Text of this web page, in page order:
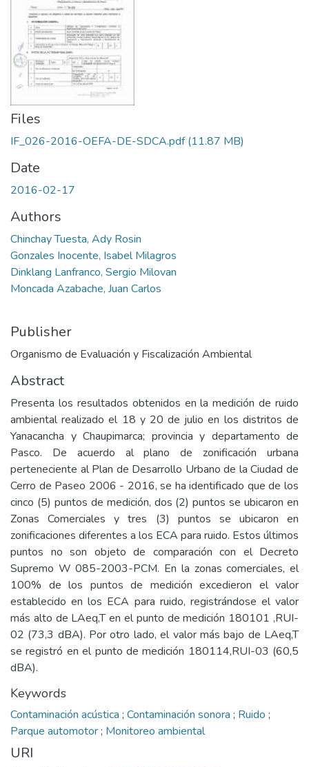
Files
IF_026-2016-OEFA-DE-SDCA.pdf(11.87 MB)
Date
2016-02-17
Authors
Chinchay Tuesta, Ady Rosin
Gonzales Inocente, Isabel Milagros
Dinklang Lanfranco, Sergio Milovan
Moncada Azabache, Juan Carlos
Publisher
Organismo de Evaluación y Fiscalización Ambiental
Abstract
Presenta los resultados obtenidos en la medición de ruido
ambiental realizado el 18 y 20 de julio en los distritos de
Yanacancha y Chaupimarca; provincia y departamento de
Pasco. De acuerdo al plano de zonificación urbana
perteneciente al Plan de Desarrollo Urbano de la Ciudad de
Cerro de Paseo 2006 - 2016, se ha identificado que de los
cinco (5) puntos de medición, dos (2) puntos se ubicaron en
Zonas Comerciales y tres (3) puntos se ubicaron en
zonificaciones diferentes a los ECA para ruido. Estos últimos
puntos no son objeto de comparación con el Decreto
Supremo W 085-2003-PCM. En la zonas comerciales, el
100% de los puntos de medición excedieron el valor
establecido en los ECA para ruido, registrándose el valor
más alto de LAeq,T en el punto de medición 180101 ,RUI-
02 (73,3 dBA). Por otro lado, el valor más bajo de LAeq,T
se registró en el punto de medición 180114,RUI-03 (60,5
dBA).
Keywords
Contaminación acústica ; Contaminación sonora ; Ruido ;
Parque automotor; Monitoreo ambiental
URI